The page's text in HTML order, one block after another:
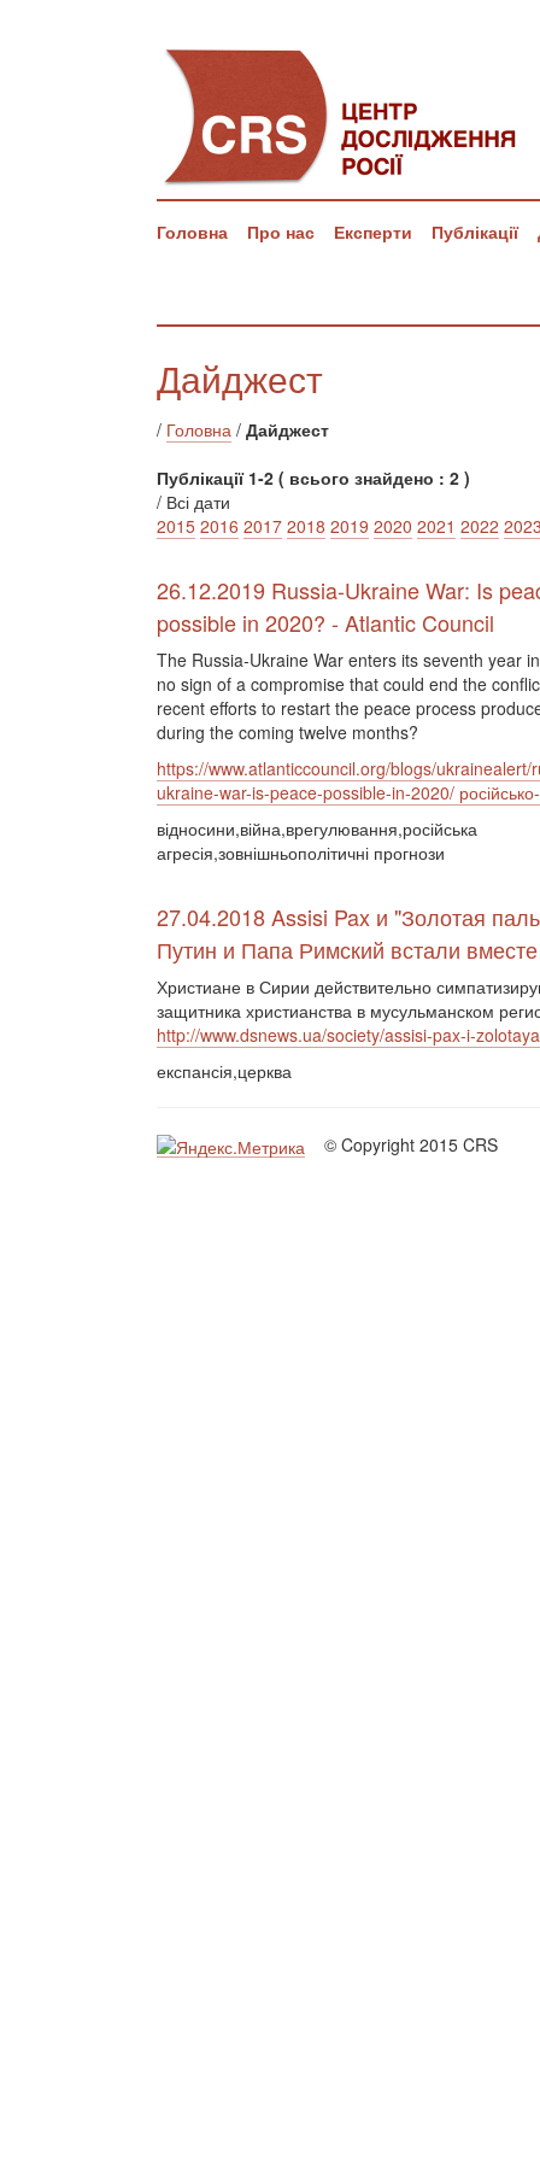
Головна Про нас Експерти Публікації
Дайджест
/ Головна / Дайджест
Публікації 1-2 ( всього знайдено : 2 )
/ Всі дати
2015 2016 2017 2018 2019 2020 2021 2022
26.12.2019 Russia-Ukraine War: Is
possible in 2020? - Atlantic Council
The Russia-Ukraine War enters its seventh year
no sign of a compromise that could end the
recent efforts to restart the peace process
during the coming twelve months?
https://www.atlanticcouncil.org/blogs/ukrainealert/
ukraine-war-is-peace-possible-in-2020/ російсько-
відносини,війна,врегулювання,російська
агресія,зовнішньополітичні прогнози
27.04.2018 Assisi Pax и "Золотая
Путин и Папа Римский встали
Христиане в Сирии действительно
защитника христианства в мусульманском
http://www.dsnews.ua/society/assisi-pax-i-
експансія,церква
© Copyright 2015 CRS